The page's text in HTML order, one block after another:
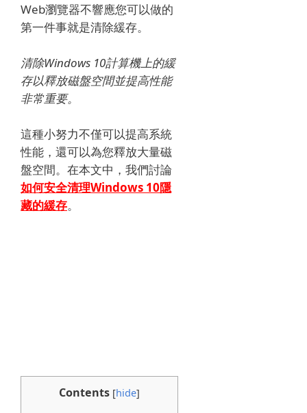
Web瀏覽器不響應您可以做的
第一件事就是清除緩存。
清除Windows 10計算機上的緩
存以釋放磁盤空間並提高性能
非常重要。
這種小努力不僅可以提高系統
性能，還可以為您釋放大量磁
盤空間。 在本文中，我們討論
如何安全清理Windows 10隱
藏的緩存。
Contents [hide]